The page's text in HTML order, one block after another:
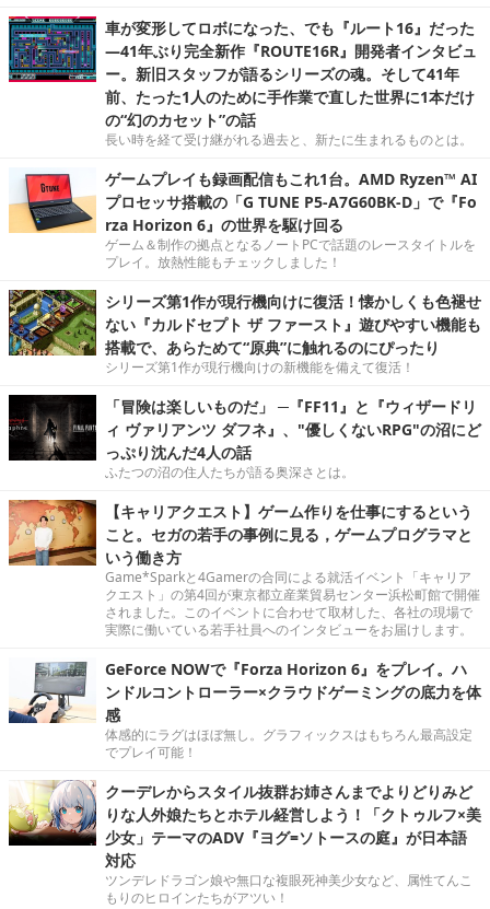
車が変形してロボになった、でも『ルート16』だった
―41年ぶり完全新作『ROUTE16R』開発者インタビュ
ー。新旧スタッフが語るシリーズの魂。そして41年
前、たった1人のために手作業で直した世界に1本だけ
の“幻のカセット”の話
長い時を経て受け継がれる過去と、新たに生まれるものとは。
ゲームプレイも録画配信もこれ1台。AMD Ryzen™ AI
プロセッサ搭載の「G TUNE P5-A7G60BK-D」で『Fo
rza Horizon 6』の世界を駆け回る
ゲーム＆制作の拠点となるノートPCで話題のレースタイトルを
プレイ。放熱性能もチェックしました！
シリーズ第1作が現行機向けに復活！懐かしくも色褪せ
ない『カルドセプト ザ ファースト』遊びやすい機能も
搭載で、あらためて“原典”に触れるのにぴったり
シリーズ第1作が現行機向けの新機能を備えて復活！
「冒険は楽しいものだ」 ─『FF11』と『ウィザードリ
ィ ヴァリアンツ ダフネ』、"優しくないRPG"の沼にど
っぷり沈んだ4人の話
ふたつの沼の住人たちが語る奥深さとは。
【キャリアクエスト】ゲーム作りを仕事にするという
こと。セガの若手の事例に見る，ゲームプログラマと
いう働き方
Game*Sparkと4Gamerの合同による就活イベント「キャリア
クエスト」の第4回が東京都立産業貿易センター浜松町館で開催
されました。このイベントに合わせて取材した、各社の現場で
実際に働いている若手社員へのインタビューをお届けします。
GeForce NOWで『Forza Horizon 6』をプレイ。ハ
ンドルコントローラー×クラウドゲーミングの底力を体
感
体感的にラグはほぼ無し。グラフィックスはもちろん最高設定
でプレイ可能！
クーデレからスタイル抜群お姉さんまでよりどりみど
りな人外娘たちとホテル経営しよう！「クトゥルフ×美
少女」テーマのADV『ヨグ=ソトースの庭』が日本語
対応
ツンデレドラゴン娘や無口な複眼死神美少女など、属性てんこ
もりのヒロインたちがアツい！